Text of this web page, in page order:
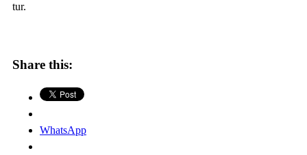
tur.
Share this:
WhatsApp